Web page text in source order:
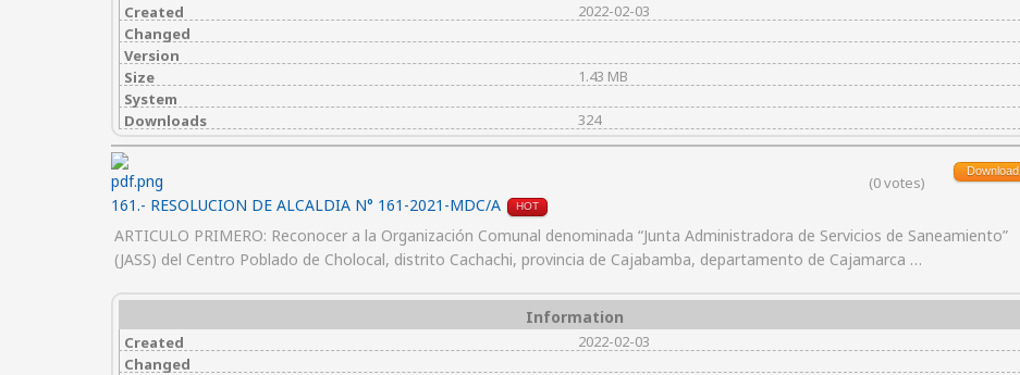
Created
2022-02-03
Changed
Version
Size
1.43 MB
System
Downloads
324
161.- RESOLUCION DE ALCALDIA N° 161-2021-MDC/A HOT
Download
(0 votes)
ARTICULO PRIMERO: Reconocer a la Organización Comunal denominada “Junta Administradora de Servicios de Saneamiento”
(JASS) del Centro Poblado de Cholocal, distrito Cachachi, provincia de Cajabamba, departamento de Cajamarca …
Information
Created
2022-02-03
Changed